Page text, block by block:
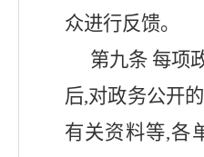
众进行反馈。
第九条 每项
后,对政务公开
有关资料等,各